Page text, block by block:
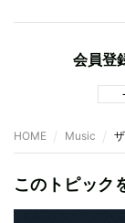
会員登
HOME Music
このトピック